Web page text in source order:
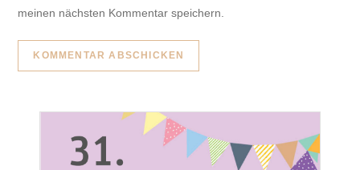
meinen nächsten Kommentar speichern.